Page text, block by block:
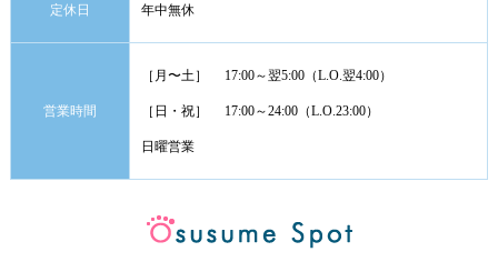
定休日 年中無休
営業時間
［月〜土］ 17:00～翌5:00（L.O.翌4:00）
［日・祝］ 17:00～24:00（L.O.23:00）
日曜営業